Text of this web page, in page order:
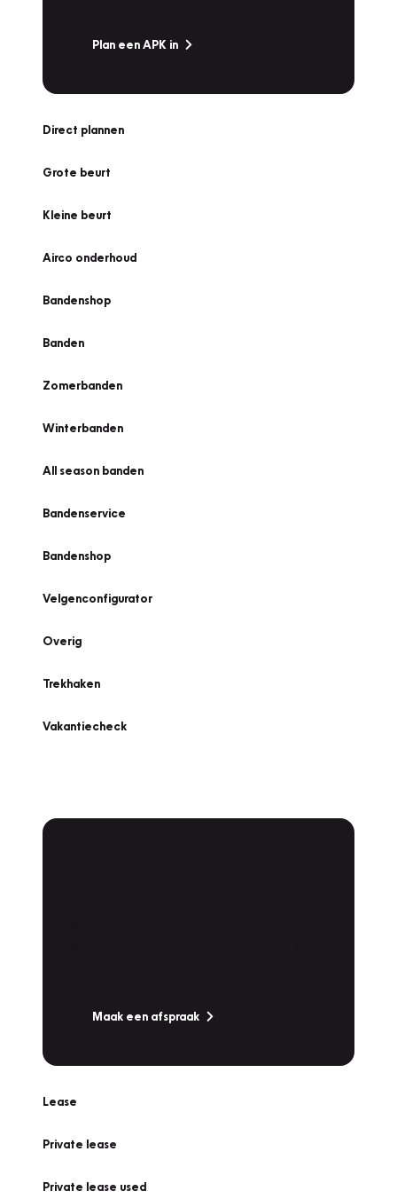
Plan een APK in
Direct plannen
Grote beurt
Kleine beurt
Airco onderhoud
Bandenshop
Banden
Zomerbanden
Winterbanden
All season banden
Bandenservice
Bandenshop
Velgenconfigurator
Overig
Trekhaken
Vakantiecheck
Maak een afspraak
Lease
Private lease
Private lease used